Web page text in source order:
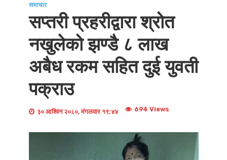
समाचार
सप्तरी प्रहरीद्वारा श्रोत
नखुलेको झण्डै ८ लाख
अबैध रकम सहित दुई युवती
पक्राउ
३० आश्विन २०८०, मंगलवार १९:४४ 694 Views